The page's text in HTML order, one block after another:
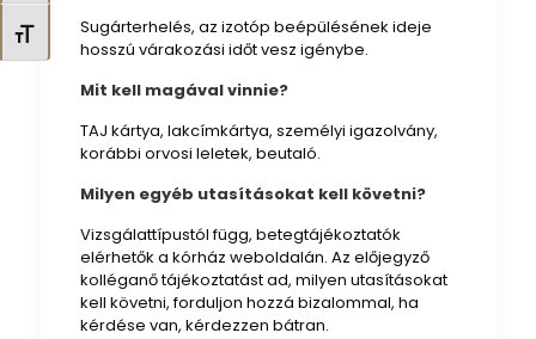
Betűméret váltása
Sugárterhelés, az izotóp beépülésének ideje
hosszú várakozási időt vesz igénybe.
Mit kell magával vinnie?
TAJ kártya, lakcímkártya, személyi igazolvány,
korábbi orvosi leletek, beutaló.
Milyen egyéb utasításokat kell követni?
Vizsgálattípustól függ, betegtájékoztatók
elérhetők a kórház weboldalán. Az előjegyző
kolléganő tájékoztatást ad, milyen utasításokat
kell követni, forduljon hozzá bizalommal, ha
kérdése van, kérdezzen bátran.